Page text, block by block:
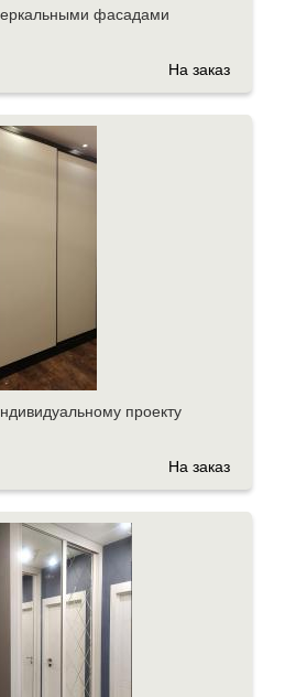
фасадами
На заказ
проекту
На заказ